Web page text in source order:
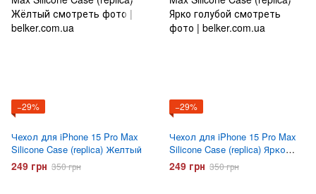
−29%
Чехол для iPhone 15 Pro Max
Silicone Case (replica) Желтый
249 грн 350 грн
−29%
Чехол для iPhone 15 Pro Max
Silicone Case (replica) Ярко
голубой
249 грн 350 грн